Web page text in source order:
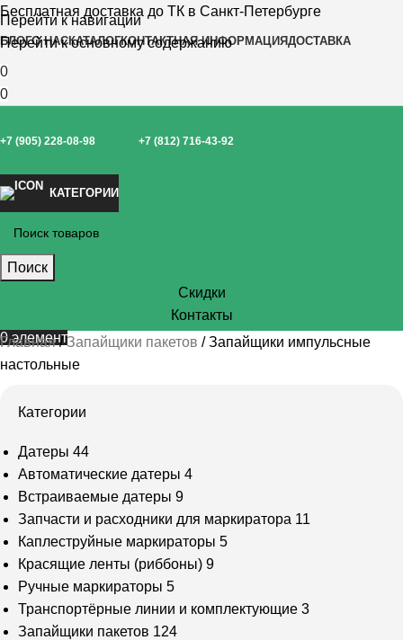
Перейти к навигации
Перейти к основному содержанию
Бесплатная доставка до ТК в Санкт-Петербурге
БЛОГО НАСКАТАЛОГКОНТАКТНАЯ ИНФОРМАЦИЯДОСТАВКА
0
0
+7 (905) 228-08-98 +7 (812) 716-43-92
КАТЕГОРИИ
Поиск
Скидки
Контакты
0элемент
Главная Запайщики пакетов
Запайщики импульсные
настольные
Категории
Датеры 44
Автоматические датеры 4
Встраиваемые датеры 9
Запчасти и расходники для маркиратора 11
Каплеструйные маркираторы 5
Красящие ленты (риббоны) 9
Ручные маркираторы 5
Транспортёрные линии и комплектующие 3
Запайщики пакетов 124